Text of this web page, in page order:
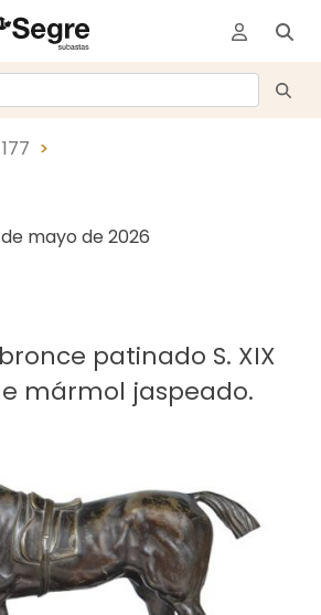
de mayo de 2026
patinado S. XIX
mármol jaspeado.